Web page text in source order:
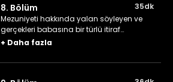
8. Bölüm
35dk
Mezuniyeti hakkında yalan söyleyen ve
gerçekleri babasına bir türlü itiraf
edemeyen genç bir adam, Abidin'den
adam olarak kiralık ev bulmaya çabalar.
+ Daha fazla